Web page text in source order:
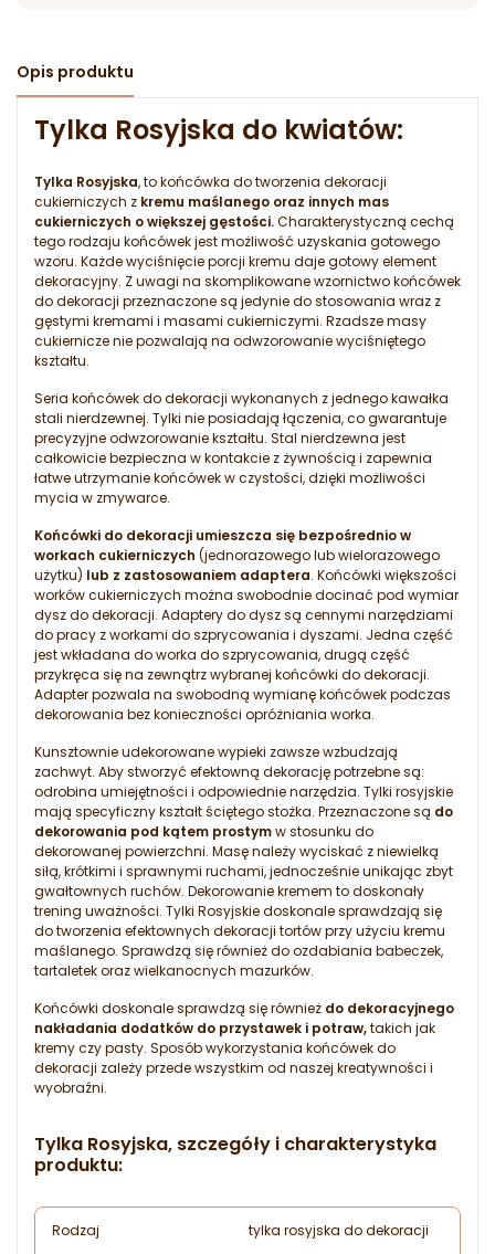
Opis produktu
Tylka Rosyjska do kwiatów:
Tylka Rosyjska, to końcówka do tworzenia dekoracji
cukierniczych z kremu maślanego oraz innych mas
cukierniczych o większej gęstości.Charakterystyczną cechą
tego rodzaju końcówek jest możliwość uzyskania gotowego
wzoru. Każde wyciśnięcie porcji kremu daje gotowy element
dekoracyjny. Z uwagi na skomplikowane wzornictwo końcówek
do dekoracji przeznaczone są jedynie do stosowania wraz z
gęstymi kremami i masami cukierniczymi. Rzadsze masy
cukiernicze nie pozwalają na odwzorowanie wyciśniętego
kształtu.
Seria końcówek do dekoracji wykonanych z jednego kawałka
stali nierdzewnej. Tylki nie posiadają łączenia, co gwarantuje
precyzyjne odwzorowanie kształtu. Stal nierdzewna jest
całkowicie bezpieczna w kontakcie z żywnością i zapewnia
łatwe utrzymanie końcówek w czystości, dzięki możliwości
mycia w zmywarce.
Końcówki do dekoracji umieszcza się bezpośrednio w
workach cukierniczych (jednorazowego lub wielorazowego
użytku) lub z zastosowaniem adaptera. Końcówki większości
worków cukierniczych można swobodnie docinać pod wymiar
dysz do dekoracji. Adaptery do dysz są cennymi narzędziami
do pracy z workami do szprycowania i dyszami. Jedna część
jest wkładana do worka do szprycowania, drugą część
przykręca się na zewnątrz wybranej końcówki do dekoracji.
Adapter pozwala na swobodną wymianę końcówek podczas
dekorowania bez konieczności opróżniania worka.
Kunsztownie udekorowane wypieki zawsze wzbudzają
zachwyt. Aby stworzyć efektowną dekorację potrzebne są:
odrobina umiejętności i odpowiednie narzędzia. Tylki rosyjskie
mają specyficzny kształt ściętego stożka. Przeznaczone są do
dekorowania pod kątem prostymw stosunku do
dekorowanej powierzchni. Masę należy wyciskać z niewielką
siłą, krótkimi i sprawnymi ruchami, jednocześnie unikając zbyt
gwałtownych ruchów. Dekorowanie kremem to doskonały
trening uważności. Tylki Rosyjskie doskonale sprawdzają się
do tworzenia efektownych dekoracji tortów przy użyciu kremu
maślanego. Sprawdzą się również do ozdabiania babeczek,
tartaletek oraz wielkanocnych mazurków.
Końcówki doskonale sprawdzą się również do dekoracyjnego
nakładania dodatków do przystawek i potraw,takich jak
kremy czy pasty. Sposób wykorzystania końcówek do
dekoracji zależy przede wszystkim od naszej kreatywności i
wyobraźni.
Tylka Rosyjska, szczegóły i charakterystyka
produktu:
Rodzaj tylka rosyjska do dekoracji